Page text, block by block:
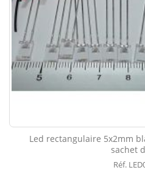
Led rectangulaire 5x2mm
sachet
Réf.